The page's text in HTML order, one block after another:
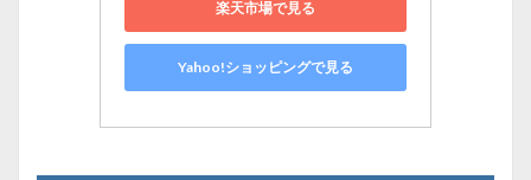
楽天市場で見る
Yahoo!ショッピングで見る